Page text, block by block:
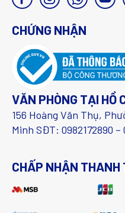
CHỨNG NHẬN
VĂN PHÒNG TẠI HỒ
156 Hoàng Văn Thụ,
Minh SĐT: 0982172890 –
CHẤP NHẬN THANH